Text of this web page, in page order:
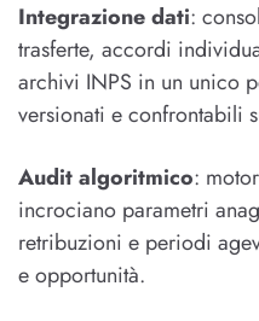
Integrazione dati:
trasferte, accordi
archivi INPS in un unico
versionati e confrontabili
Audit algoritmico:
incrociano parametri
retribuzioni e periodi
e opportunità.